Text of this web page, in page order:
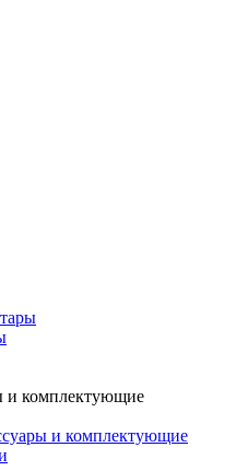
и комплектующие
и комплектующие